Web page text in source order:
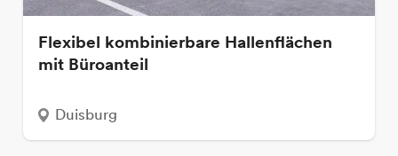
Flexibel kombinierbare Hallenflächen
mit Büroanteil
Duisburg